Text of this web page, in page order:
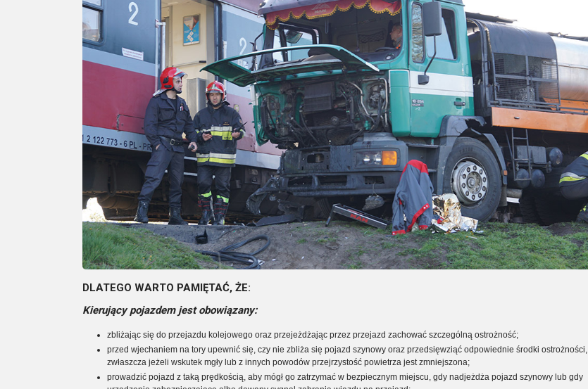
DLATEGO WARTO PAMIĘTAĆ, ŻE:
Kierujący pojazdem jest obowiązany:
zbliżając się do przejazdu kolejowego oraz przejeżdżając przez przejazd zachować szczególną ostrożność;
przed wjechaniem na tory upewnić się, czy nie zbliża się pojazd szynowy oraz przedsięwziąć odpowiednie środki ostrożności,
zwłaszcza jeżeli wskutek mgły lub z innych powodów przejrzystość powietrza jest zmniejszona;
prowadzić pojazd z taką prędkością, aby mógł go zatrzymać w bezpiecznym miejscu, gdy nadjeżdża pojazd szynowy lub gdy